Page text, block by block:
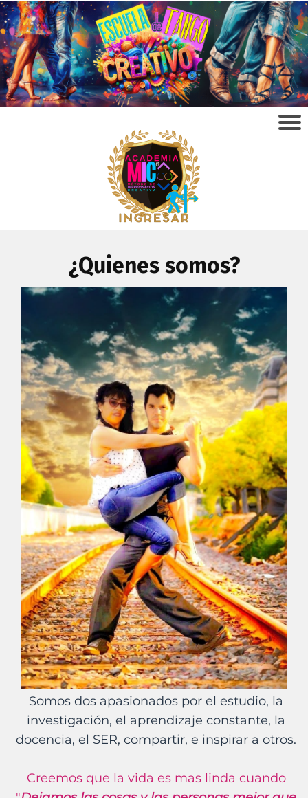
¿Quienes somos?
Somos dos apasionados por el estudio, la
investigación, el aprendizaje constante, la
docencia, el SER, compartir, e inspirar a otros.
Creemos que la vida es mas linda cuando